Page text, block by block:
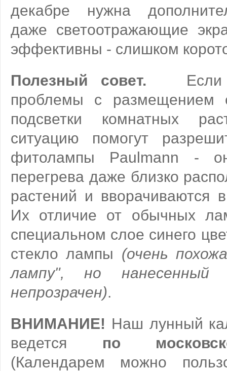
декабре нужна
даже светоотражающие
эффективны - слишком
Полезный совет. Если у
проблемы с размещением
подсветки комнатных
ситуацию помогут
фитолампы Paulmann -
перегрева даже близко
растений и вворачиваются
Их отличие от обычных
специальном слое синего
стекло лампы (очень
лампу", но
непрозрачен).
ВНИМАНИЕ! Наш лунный
ведется по
(Календарем можно